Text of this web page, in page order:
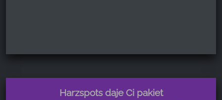
Harzspots daje Ci pakiet